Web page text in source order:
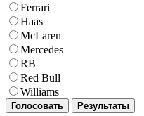
Ferrari
Haas
McLaren
Mercedes
RB
Red Bull
Williams
Голосовать Результаты